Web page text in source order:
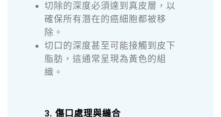
切除的深度必須達到真皮層，以
確保所有潛在的癌細胞都被移
除。
切口的深度甚至可能接觸到皮下
脂肪，這通常呈現為黃色的組
織。
3. 傷口處理與縫合